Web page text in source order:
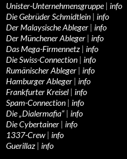
Unister-Unternehmensgruppe| info
Die Gebrüder Schmidtlein | info
Der Malaysische Ableger | info
Der Münchener Ableger | info
Das Mega-Firmennetz | info
Die Swiss-Connection | info
Rumänischer Ableger | info
Hamburger Ableger | info
Frankfurter Kreisel | info
Spam-Connection | info
Die „Dialermafia“ | info
Die Cybertainer | info
1337-Crew | info
Guerillaz | info